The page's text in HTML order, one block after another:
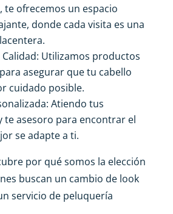
te ofrecemos un espacio
donde cada visita es una
Utilizamos productos
asegurar que tu cabello
cuidado posible.
Atiendo tus
te asesoro para encontrar el
se adapte a ti.
por qué somos la elección
buscan un cambio de look
servicio de peluquería